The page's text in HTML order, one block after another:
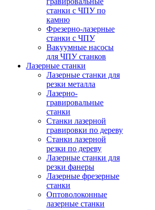
станки с ЧПУ по
камню
Фрезерно-лазерные
станки с ЧПУ
Вакуумные насосы
для ЧПУ станков
Лазерные станки
Лазерные станки для
резки металла
Лазерно-
гравировальные
станки
Станки лазерной
гравировки по дереву
Станки лазерной
резки по дереву
Лазерные станки для
резки фанеры
Лазерные фрезерные
станки
Оптоволоконные
лазерные станки